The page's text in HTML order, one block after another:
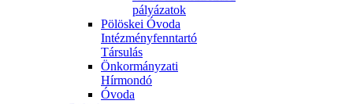
pályázatok
Pölöskei Óvoda
Intézményfenntartó
Társulás
Önkormányzati
Hírmondó
Óvoda